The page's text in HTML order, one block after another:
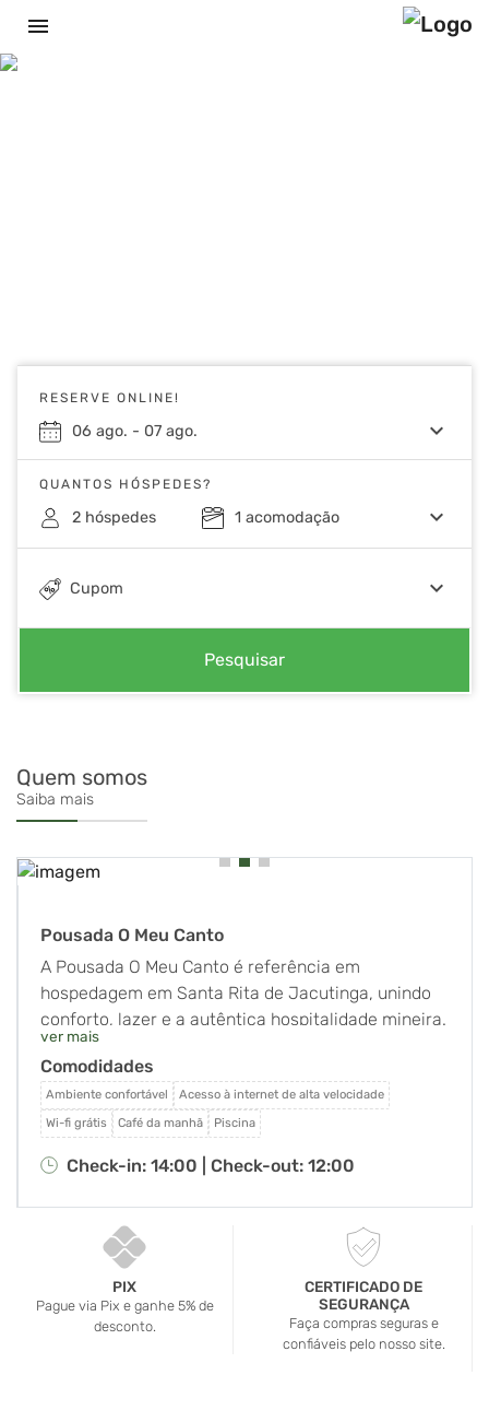
menu
RESERVE ONLINE!
06 ago. - 07 ago. keyboard_arrow_down
QUANTOS HÓSPEDES?
2 hóspedes 1 acomodação keyboard_arrow_down
Cupom keyboard_arrow_down
Pesquisar
Quem somos
Saiba mais
Pousada O Meu Canto
A Pousada O Meu Canto é referência em
hospedagem em Santa Rita de Jacutinga, unindo
conforto, lazer e a autêntica hospitalidade mineira.
Com uma equipe acolhedora e a experiência do
Guia Gil Cunha, nossos hóspedes recebem sempre
as melhores dicas para aproveitar ao máximo a
Cidade das Cachoeiras. Nossa estrutura foi
pensada para momentos de descanso e diversão,
com piscina com cascata e bar, salão de jogos,
café da manhã especial e Happy Hour nos finais de
semana. Somos especialistas em receber grupos
de excursões, cicloturismo, trilhas e 4x4,
oferecendo acolhimento, conforto e uma
localização privilegiada, a poucos metros do
centro da cidade.
ver mais
Comodidades
Ambiente confortável
Acesso à internet de alta velocidade
Wi-fi grátis
Café da manhã Piscina
Check-in: 14:00 | Check-out: 12:00
PIX
Pague via Pix e ganhe 5% de
desconto.
CERTIFICADO DE
SEGURANÇA
Faça compras seguras e
confiáveis pelo nosso site.